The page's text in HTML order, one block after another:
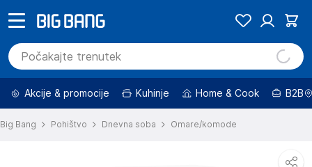
Akcije & promocije Kuhinje Home & Cook B2B
Big Bang Pohištvo Dnevna soba Omare/komode